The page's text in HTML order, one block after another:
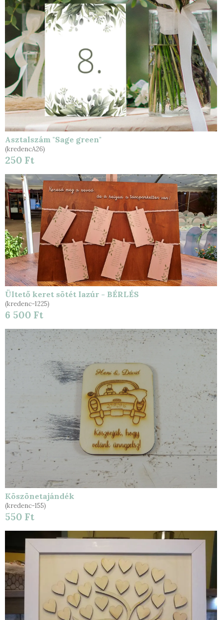
Asztalszám "Sage green"
(kredencA26)
250 Ft
Ültető keret sötét lazúr - BÉRLÉS
(kredenc-1225)
6 500 Ft
Köszönetajándék
(kredenc-155)
550 Ft